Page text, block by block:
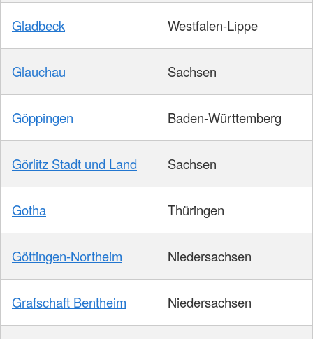
Gladbeck Westfalen-Lippe
Glauchau Sachsen
Göppingen Baden-Württemberg
Görlitz Stadt und Land Sachsen
Gotha Thüringen
Göttingen-Northeim Niedersachsen
Grafschaft Bentheim Niedersachsen